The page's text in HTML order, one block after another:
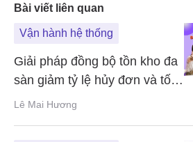
Bài viết liên quan
Vận hành hệ thống
Giải pháp đồng bộ tồn kho đa
sàn giảm tỷ lệ hủy đơn và tối
ưu vận hành 2026
Lê Mai Hương